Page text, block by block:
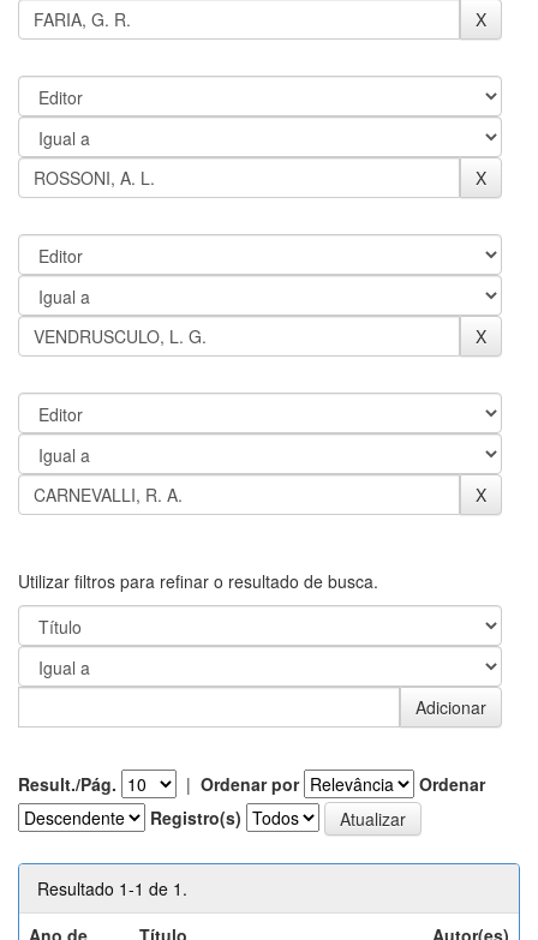
Utilizar filtros para refinar o resultado de busca.
Result./Pág. | Ordenar por
Ordenar
Registro(s)
Resultado 1-1 de 1.
Ano de
Título Autor(es)